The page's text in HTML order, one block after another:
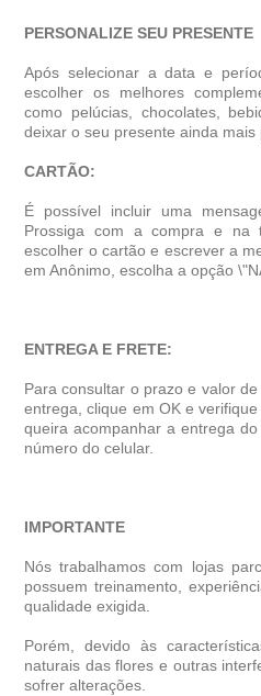
PERSONALIZE SEU PRESENTE
Após selecionar a data e
escolher os melhores
como pelúcias, chocolates,
deixar o seu presente ainda mais
CARTÃO:
É possível incluir uma
Prossiga com a compra e na
escolher o cartão e escrever a
em Anônimo, escolha a opção
ENTREGA E FRETE:
Para consultar o prazo e valor
entrega, clique em OK e
queira acompanhar a entrega
número do celular.
IMPORTANTE
Nós trabalhamos com lojas
possuem treinamento,
qualidade exigida.
Porém, devido às
naturais das flores e outras
sofrer alterações.